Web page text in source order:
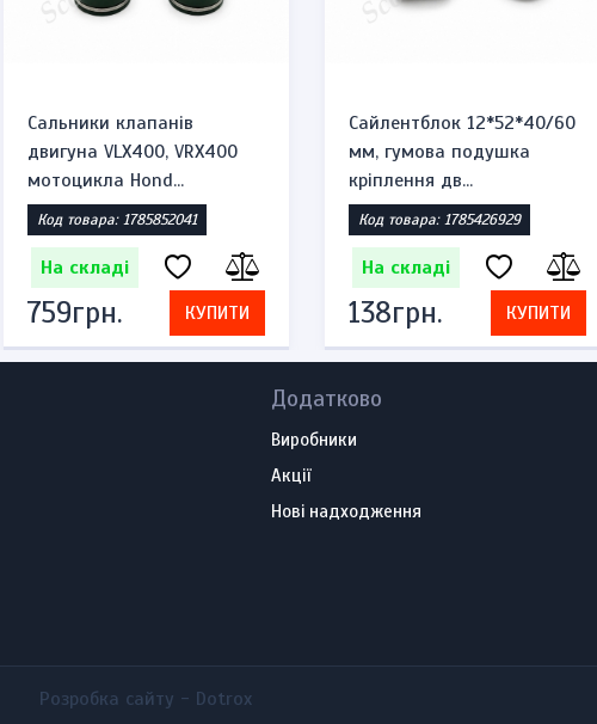
Сальники клапанів
двигуна VLX400, VRX400
мотоцикла Hond...
Код товара: 1785852041
На складі
759грн. КУПИТИ
Сайлентблок 12*52*40/60
мм, гумова подушка
кріплення дв...
Код товара: 1785426929
На складі
138грн. КУПИТИ
Додатково
Виробники
Акції
Нові надходження
Розробка сайту - Dotrox